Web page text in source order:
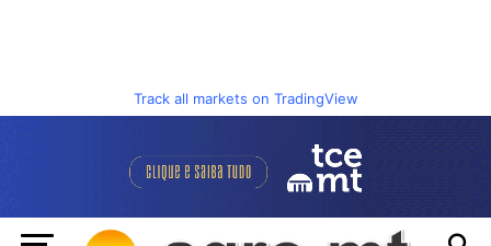
Track all markets on TradingView